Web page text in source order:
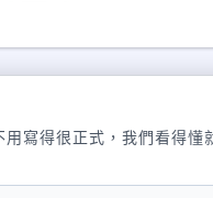
寫得很正式，我們看得